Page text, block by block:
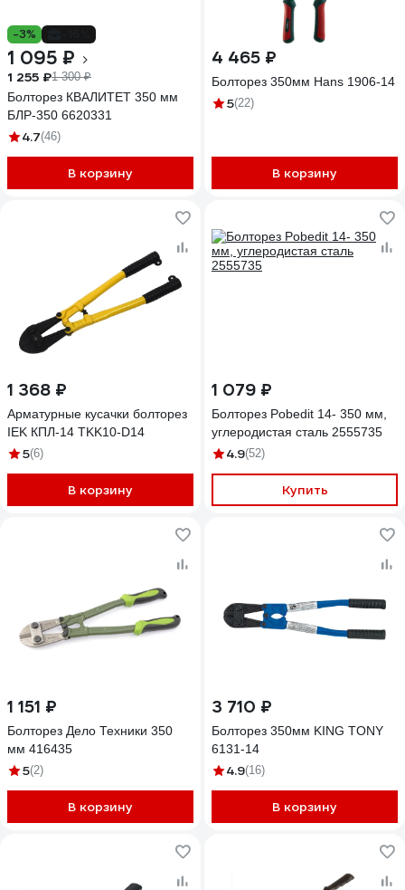
-3%
1 095 ₽
1 255 ₽1 300 ₽
Болторез КВАЛИТЕТ 350 мм
БЛР-350 6620331
4.7(46)
В корзину
4 465 ₽
Болторез 350мм Hans 1906-14
5(22)
В корзину
1 368 ₽
Арматурные кусачки болторез
IEK КПЛ-14 TKK10-D14
5(6)
В корзину
1 079 ₽
Болторез Pobedit 14- 350 мм,
углеродистая сталь 2555735
4.9(52)
Купить
1 151 ₽
Болторез Дело Техники 350
мм 416435
5(2)
В корзину
3 710 ₽
Болторез 350мм KING TONY
6131-14
4.9(16)
В корзину